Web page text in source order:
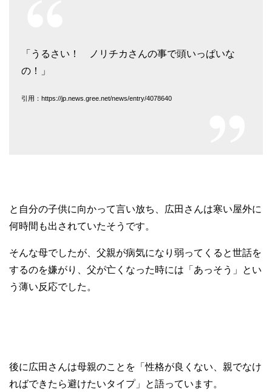
「うるさい！ ノリチカさんの事で頭いっぱいな
の！」
引用：https://jp.news.gree.net/news/entry/4078640
と自分の子供に向かって言い放ち、広田さんは寒い屋外に
何時間も出されていたそうです。
そんな母でしたが、父親が病気になり弱ってくると世話を
するのを嫌がり、父が亡くなった時には「あっそう」とい
う薄い反応でした。
後に広田さんは母親のことを「性格が良くない、親でなけ
ればできたら避けたいタイプ」と語っています。